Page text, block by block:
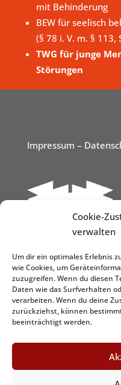
Cookie-
verwalten
Um dir ein optimales Erlebnis
wie Cookies, um
zuzugreifen. Wenn du diesen
Daten wie das Surfverhalten
verarbeiten. Wenn du deine
zurückziehst, können
beeinträchtigt werden.
mit Behinderung
BEW für seelisch
(§ 78 i. V. m. § 113,
TWG für junge
Störungen
Impressum –